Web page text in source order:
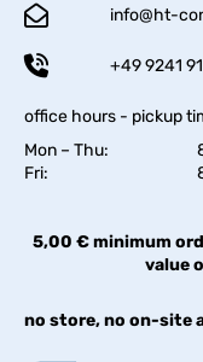
info@ht-
+49 9241
office hours - pickup
Mon – Thu:
Fri:
5,00 € minimum
value
no store, no on-site